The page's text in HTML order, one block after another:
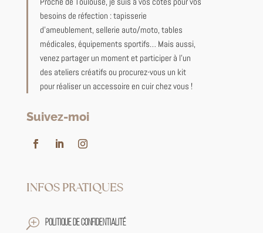
besoins de réfection : tapisserie
d’ameublement, sellerie auto/moto, tables
médicales, équipements sportifs… Mais aussi,
venez partager un moment et participer à l’un
des ateliers créatifs ou procurez-vous un kit
pour réaliser un accessoire en cuir chez vous !
Suivez-moi
INFOS PRATIQUES
T Politique de confidentialité